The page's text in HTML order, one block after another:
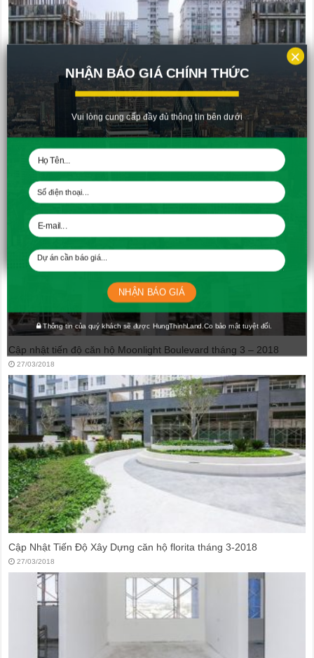
Tiến độ căn hộ Richmond City Tháng 3 – 2018
30/03/2018
Cập nhật tiến độ căn hộ Moonlight Boulevard tháng 3 – 2018
27/03/2018
Cập Nhật Tiến Độ Xây Dựng căn hộ florita tháng 3-2018
27/03/2018
NHẬN BÁO GIÁ CHÍNH THỨC
Vui lòng cung cấp đầy đủ thông tin bên dưới
Thông tin của quý khách sẽ được HungThinhLand.Co bảo mật tuyệt đối.
NHẬN BÁO GIÁ
×